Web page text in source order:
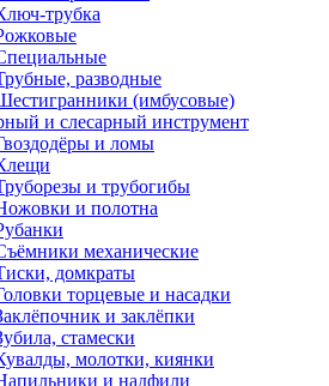
трубка
разводные
(имбусовые)
и слесарный инструмент
и ломы
и трубогибы
и полотна
механические
домкраты
торцевые и насадки
и заклёпки
стамески
молотки, киянки
и надфили